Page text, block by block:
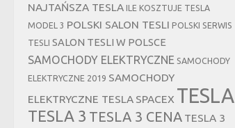
NAJTAŃSZA TESLA
ILE KOSZTUJE TESLA
MODEL 3 POLSKI SALON TESLI POLSKI SERWIS
TESLI
SALON TESLI W POLSCE
SAMOCHODY ELEKTRYCZNE SAMOCHODY
ELEKTRYCZNE 2019 SAMOCHODY
ELEKTRYCZNE TESLA SPACEX TESLA
TESLA 3 TESLA 3 CENA TESLA 3